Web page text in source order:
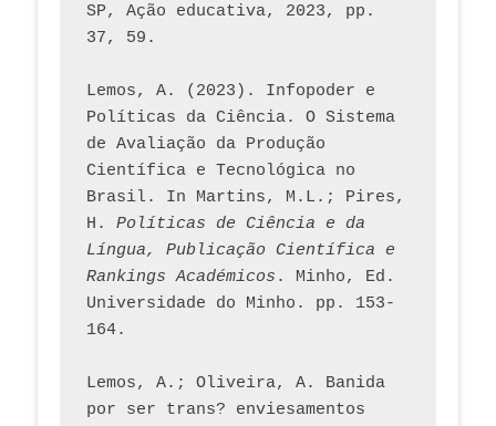
SP, Ação educativa, 2023, pp.
37, 59.
Lemos, A. (2023). Infopoder e
Políticas da Ciência. O Sistema
de Avaliação da Produção
Científica e Tecnológica no
Brasil. In Martins, M.L.; Pires,
H. Políticas de Ciência e da
Língua, Publicação Científica e
Rankings Académicos . Minho, Ed.
Universidade do Minho. pp. 153-
164.
Lemos, A.; Oliveira, A. Banida
por ser trans? enviesamentos